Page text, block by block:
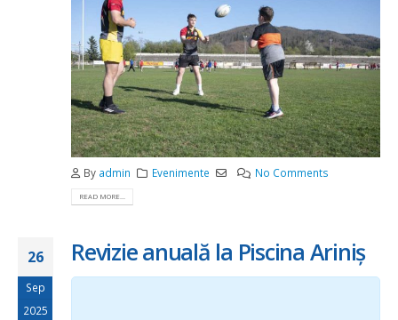
By admin Evenimente No Comments
READ MORE...
26
Sep
2025
Revizie anuală la Piscina Ariniș